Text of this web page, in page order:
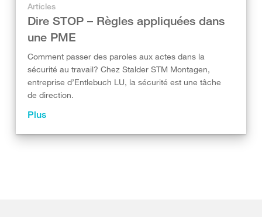
Articles
Dire STOP – Règles appliquées dans
une PME
Comment passer des paroles aux actes dans la
sécurité au travail? Chez Stalder STM Montagen,
entreprise d’Entlebuch LU, la sécurité est une tâche
de direction.
Plus